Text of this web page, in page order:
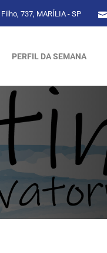
737, MARÍLIA - SP
PERFIL DA SEMANA